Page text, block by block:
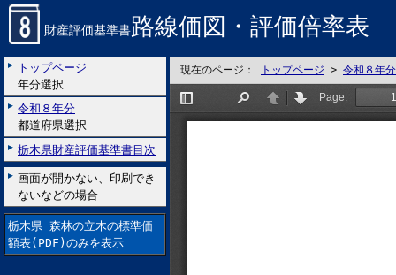
財産評価基準書路線価図・評価倍率表
トップページ
年分選択
令和８年分
都道府県選択
栃木県財産評価基準書目次
画面が開かない、印刷でき
ないなどの場合
栃木県 森林の立木の標準価
額表(PDF)のみを表示
現在のページ： トップページ > 令和８年分